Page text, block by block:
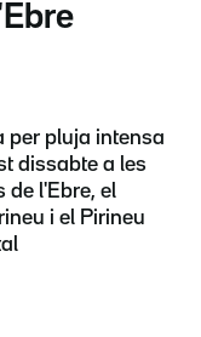
per pluja intensa
dissabte a les
de l'Ebre, el
i el Pirineu